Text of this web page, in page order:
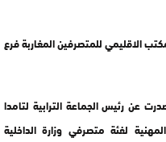
للمتصرفين المغاربة فرع
عن رئيس الجماعة الترابية لتامدا
لفئة متصرفي وزارة الداخلية